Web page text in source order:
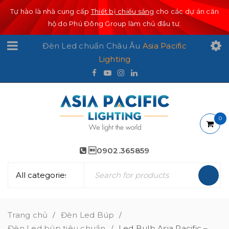
Tự hào là nhà cung cấpThiết bị chiếu sáng cho các dự án căn
hộ do Phú Đông Group làm chủ đầu tư.
Đèn Led chuẩn Châu Âu Asia Pacific
Lighting
0902.365859
0
Trang chủ / Đèn Led Búp /